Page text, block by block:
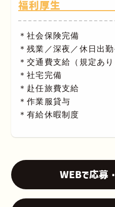
福利厚生
＊社会保険完備
＊残業／深夜／休日出勤
＊交通費支給（規定あり
＊社宅完備
＊赴任旅費支給
＊作業服貸与
＊有給休暇制度
WEBで応募